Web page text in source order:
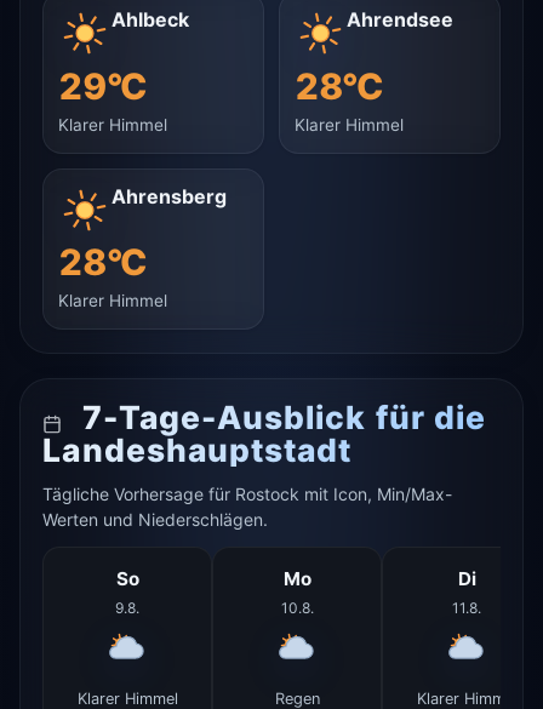
Ahlbeck
29°C
Klarer Himmel
Ahrendsee
28°C
Klarer Himmel
Ahrensberg
28°C
Klarer Himmel
7-Tage-Ausblick für die
Landeshauptstadt
Tägliche Vorhersage für Rostock mit Icon, Min/Max-
Werten und Niederschlägen.
So
9.8.
Klarer Himmel
Mo
10.8.
Regen
Di
11.8.
Klarer Himmel